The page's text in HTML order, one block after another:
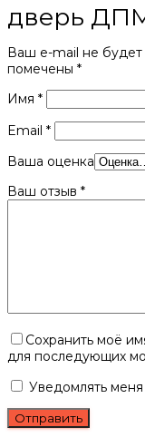
дверь
Ваш e-mail не будет
помечены *
Имя *
Email *
Ваша оценка
Ваш отзыв *
Сохранить моё
для последующих
Уведомлять меня